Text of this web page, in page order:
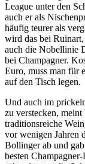
League unter den
auch er als
häufig teurer als
wird das bei
auch die Nobellinie
bei Champagner.
Euro, muss man für
auf den Tisch legen.
Und auch im
zu verstecken,
traditionsreiche
vor wenigen Jahren
Bollinger ab und
besten